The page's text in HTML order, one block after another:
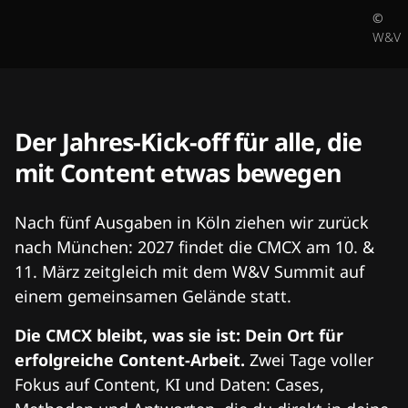
©
W&V
Der Jahres-Kick-off für alle, die
mit Content etwas bewegen
Nach fünf Ausgaben in Köln ziehen wir zurück
nach München: 2027 findet die CMCX am 10. &
11. März zeitgleich mit dem W&V Summit auf
einem gemeinsamen Gelände statt.
Die CMCX bleibt, was sie ist: Dein Ort für
erfolgreiche Content-Arbeit. Zwei Tage voller
Fokus auf Content, KI und Daten: Cases,